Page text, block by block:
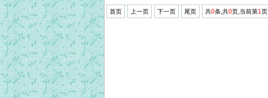
首页 上一页 下一页 尾页 共0条,共0页,当前第1页